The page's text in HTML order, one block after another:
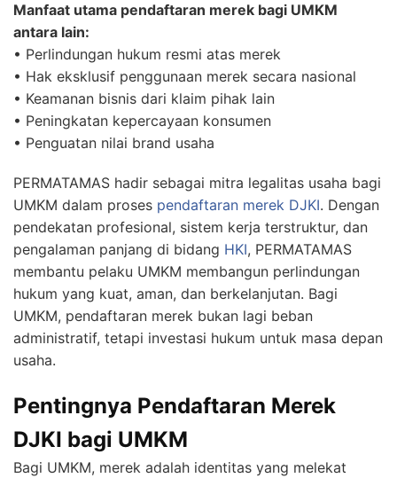
Manfaat utama pendaftaran merek bagi UMKM
antara lain:
• Perlindungan hukum resmi atas merek
• Hak eksklusif penggunaan merek secara nasional
• Keamanan bisnis dari klaim pihak lain
• Peningkatan kepercayaan konsumen
• Penguatan nilai brand usaha
PERMATAMAS hadir sebagai mitra legalitas usaha bagi
UMKM dalam proses pendaftaran merek DJKI. Dengan
pendekatan profesional, sistem kerja terstruktur, dan
pengalaman panjang di bidang HKI, PERMATAMAS
membantu pelaku UMKM membangun perlindungan
hukum yang kuat, aman, dan berkelanjutan. Bagi
UMKM, pendaftaran merek bukan lagi beban
administratif, tetapi investasi hukum untuk masa depan
usaha.
Pentingnya Pendaftaran Merek
DJKI bagi UMKM
Bagi UMKM, merek adalah identitas yang melekat